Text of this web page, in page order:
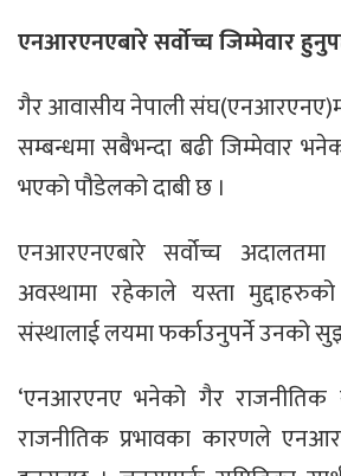
एनआरएनएबारे सर्वोच्च जिम्मेवार
गैर आवासीय नेपाली
सम्बन्धमा सबैभन्दा बढी जिम्मेवार
भएको पौडेलको दाबी छ ।
एनआरएनएबारे सर्वोच्च अदालतमा
अवस्थामा रहेकाले यस्ता
संस्थालाई लयमा फर्काउनुपर्ने उनको
‘एनआरएनए भनेको गैर
राजनीतिक प्रभावका कारणले